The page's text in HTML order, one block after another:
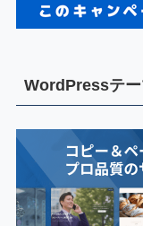
WordPressテー